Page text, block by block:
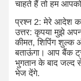
चाहते हैं तो हम
प्रश्न 2: मेरे आदेश
उत्तर: कृपया मुझे
कीमत, शिपिंग शुल्क
बताऊंगा। आप बैंक
भुगतान के बाद
भेज देंगे.